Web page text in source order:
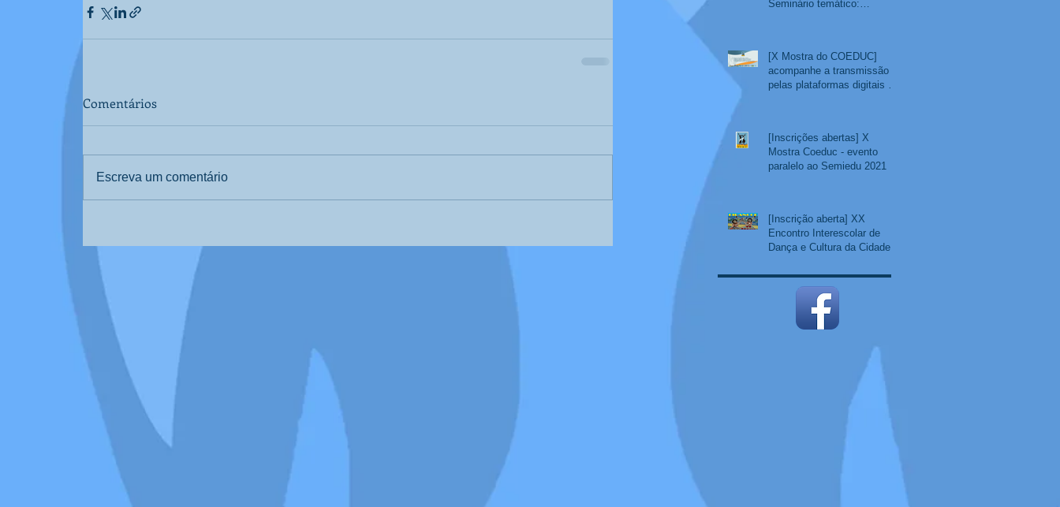
Comentários
Escreva um comentário
Seminário temático:
[X Mostra do COEDUC]
acompanhe a transmissão
pelas plataformas digitais do
[Inscrições abertas] X
Mostra Coeduc - evento
paralelo ao Semiedu 2021
[Inscrição aberta] XX
Encontro Interescolar de
Dança e Cultura da Cidade